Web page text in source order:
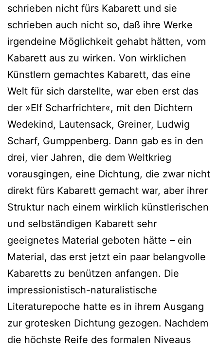
schrieben nicht fürs Kabarett und sie
schrieben auch nicht so, daß ihre Werke
irgendeine Möglichkeit gehabt hätten, vom
Kabarett aus zu wirken. Von wirklichen
Künstlern gemachtes Kabarett, das eine
Welt für sich darstellte, war eben erst das
der »Elf Scharfrichter«, mit den Dichtern
Wedekind, Lautensack, Greiner, Ludwig
Scharf, Gumppenberg. Dann gab es in den
drei, vier Jahren, die dem Weltkrieg
vorausgingen, eine Dichtung, die zwar nicht
direkt fürs Kabarett gemacht war, aber ihrer
Struktur nach einem wirklich künstlerischen
und selbständigen Kabarett sehr
geeignetes Material geboten hätte – ein
Material, das erst jetzt ein paar belangvolle
Kabaretts zu benützen anfangen. Die
impressionistisch-naturalistische
Literaturepoche hatte es in ihrem Ausgang
zur grotesken Dichtung gezogen. Nachdem
die höchste Reife des formalen Niveaus